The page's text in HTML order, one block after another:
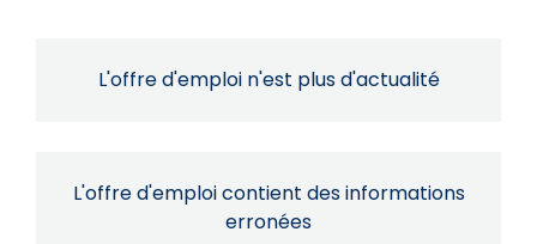
L'offre d'emploi n'est plus d'actualité
L'offre d'emploi contient des informations
erronées